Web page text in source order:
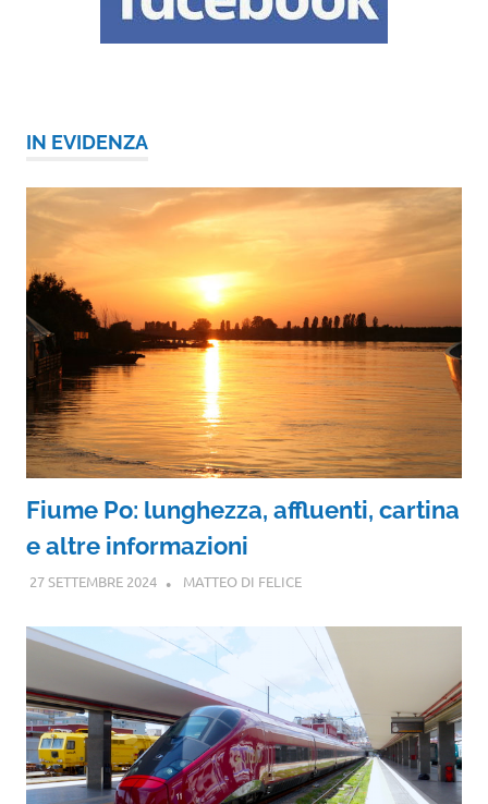
IN EVIDENZA
Fiume Po: lunghezza, affluenti, cartina
e altre informazioni
27 SETTEMBRE 2024 MATTEO DI FELICE